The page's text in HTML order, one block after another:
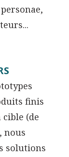
finis
(de
nous
solutions